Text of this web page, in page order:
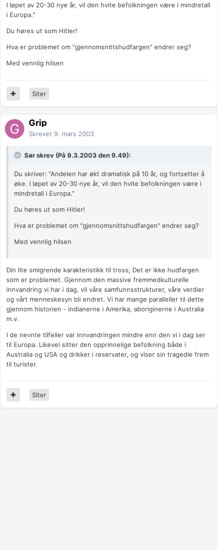
I løpet av 20-30 nye år, vil den hvite befolkningen være i mindretall
i Europa."
Du høres ut som Hitler!
Hva er problemet om "gjennomsnittshudfargen" endrer seg?
Med vennlig hilsen
Siter
Grip
Skrevet 9. mars 2003
Sør skrev (På 9.3.2003 den 9.49):
Du skriver: "Andelen har økt dramatisk på 10 år, og fortsetter å
øke. I løpet av 20-30 nye år, vil den hvite befolkningen være i
mindretall i Europa."
Du høres ut som Hitler!
Hva er problemet om "gjennomsnittshudfargen" endrer seg?
Med vennlig hilsen
Din lite smigrende karakteristikk til tross; Det er ikke hudfargen
som er problemet. Gjennom den massive fremmedkulturelle
innvandring vi har i dag, vil våre samfunnsstrukturer, våre verdier
og vårt menneskesyn bli endret. Vi har mange paralleller til dette
gjennom historien - indianerne i Amerika, aboriginerne i Australia
m.v.
I de nevnte tilfeller var innvandringen mindre enn den vi i dag ser
til Europa. Likevel sitter den opprinnelige befolkning både i
Australia og USA og drikker i reservater, og viser sin tragedie frem
til turister.
Siter